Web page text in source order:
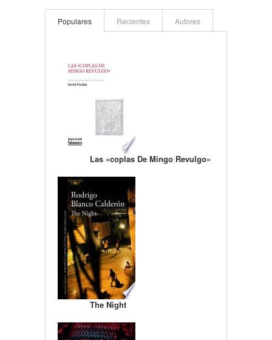
Populares Recientes Autores
Las «coplas De Mingo Revulgo»
The Night